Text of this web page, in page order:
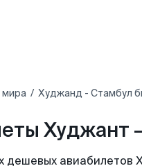
мира Худжанд - Стамбул
Худжант
дешевых авиабилетов